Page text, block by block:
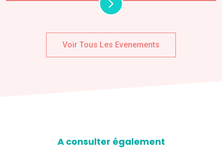
Voir Tous Les Evenements
A consulter également